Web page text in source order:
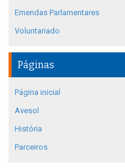
Emendas Parlamentares
Voluntariado
Páginas
Página inicial
Avesol
História
Parceiros